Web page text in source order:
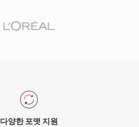
다양한 포맷 지원